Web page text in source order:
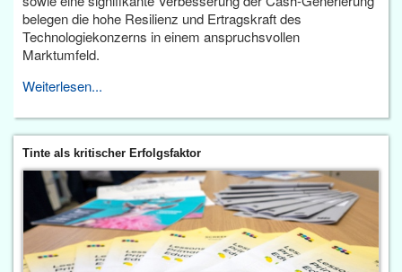
belegen die hohe Resilienz und Ertragskraft des
Technologiekonzerns in einem anspruchsvollen
Marktumfeld.
Weiterlesen...
Tinte als kritischer Erfolgsfaktor